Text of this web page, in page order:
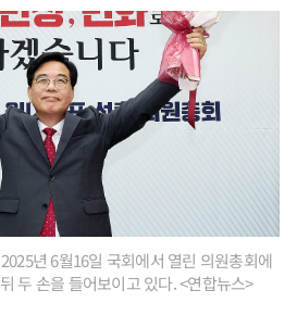
년 6월16일 국회에서 열린 의원총회에
두 손을 들어보이고 있다. <연합뉴스>